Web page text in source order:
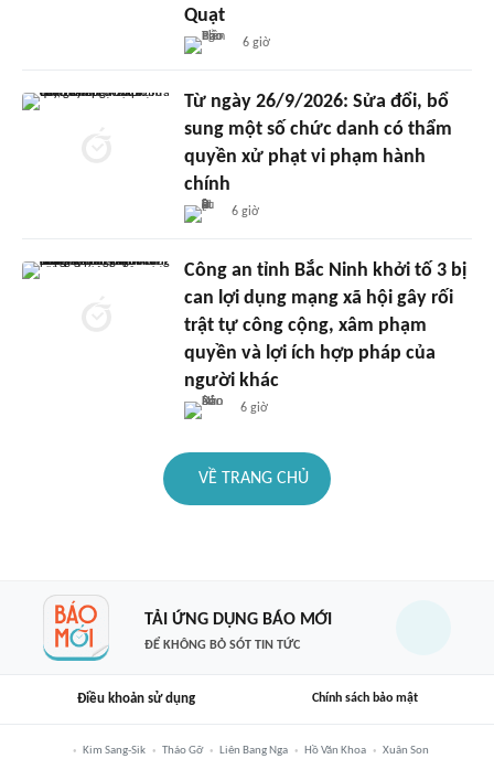
Quạt
6 giờ
Từ ngày 26/9/2026: Sửa đổi, bổ
sung một số chức danh có thẩm
quyền xử phạt vi phạm hành
chính
6 giờ
Công an tỉnh Bắc Ninh khởi tố 3 bị
can lợi dụng mạng xã hội gây rối
trật tự công cộng, xâm phạm
quyền và lợi ích hợp pháp của
người khác
6 giờ
VỀ TRANG CHỦ
TẢI ỨNG DỤNG BÁO MỚI
ĐỂ KHÔNG BỎ SÓT TIN TỨC
Điều khoản sử dụng Chính sách bảo mật
Kim Sang-Sik Tháo Gỡ Liên Bang Nga Hồ Văn Khoa Xuân Son